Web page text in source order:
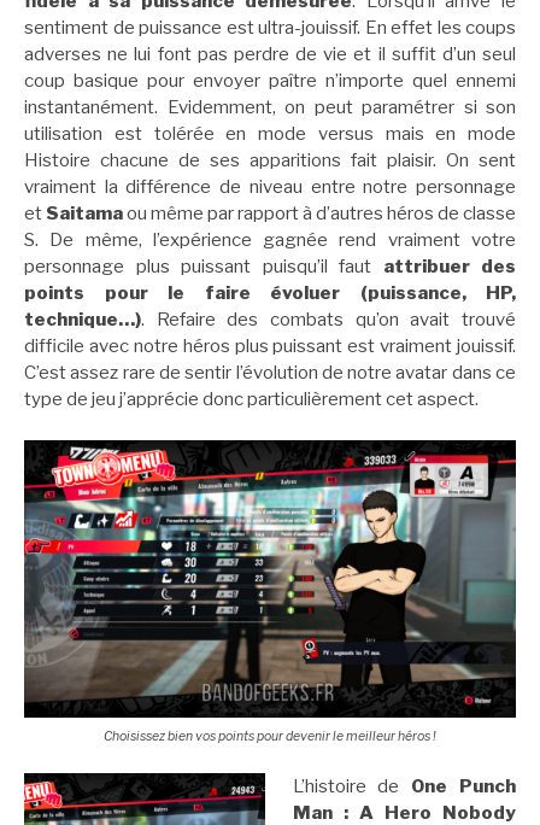
sentiment de puissance est ultra-jouissif. En effet les coups
adverses ne lui font pas perdre de vie et il suffit d’un seul
coup basique pour envoyer paître n’importe quel ennemi
instantanément. Evidemment, on peut paramétrer si son
utilisation est tolérée en mode versus mais en mode
Histoire chacune de ses apparitions fait plaisir. On sent
vraiment la différence de niveau entre notre personnage
et Saitamaou même par rapport à d’autres héros de classe
S. De même, l’expérience gagnée rend vraiment votre
personnage plus puissant puisqu’il faut attribuer des
points pour le faire évoluer (puissance, HP,
technique…). Refaire des combats qu’on avait trouvé
difficile avec notre héros plus puissant est vraiment jouissif.
C’est assez rare de sentir l’évolution de notre avatar dans ce
type de jeu j’apprécie donc particulièrement cet aspect.
Choisissez bien vos points pour devenir le meilleur héros !
L’histoire de One Punch
Man : A Hero Nobody